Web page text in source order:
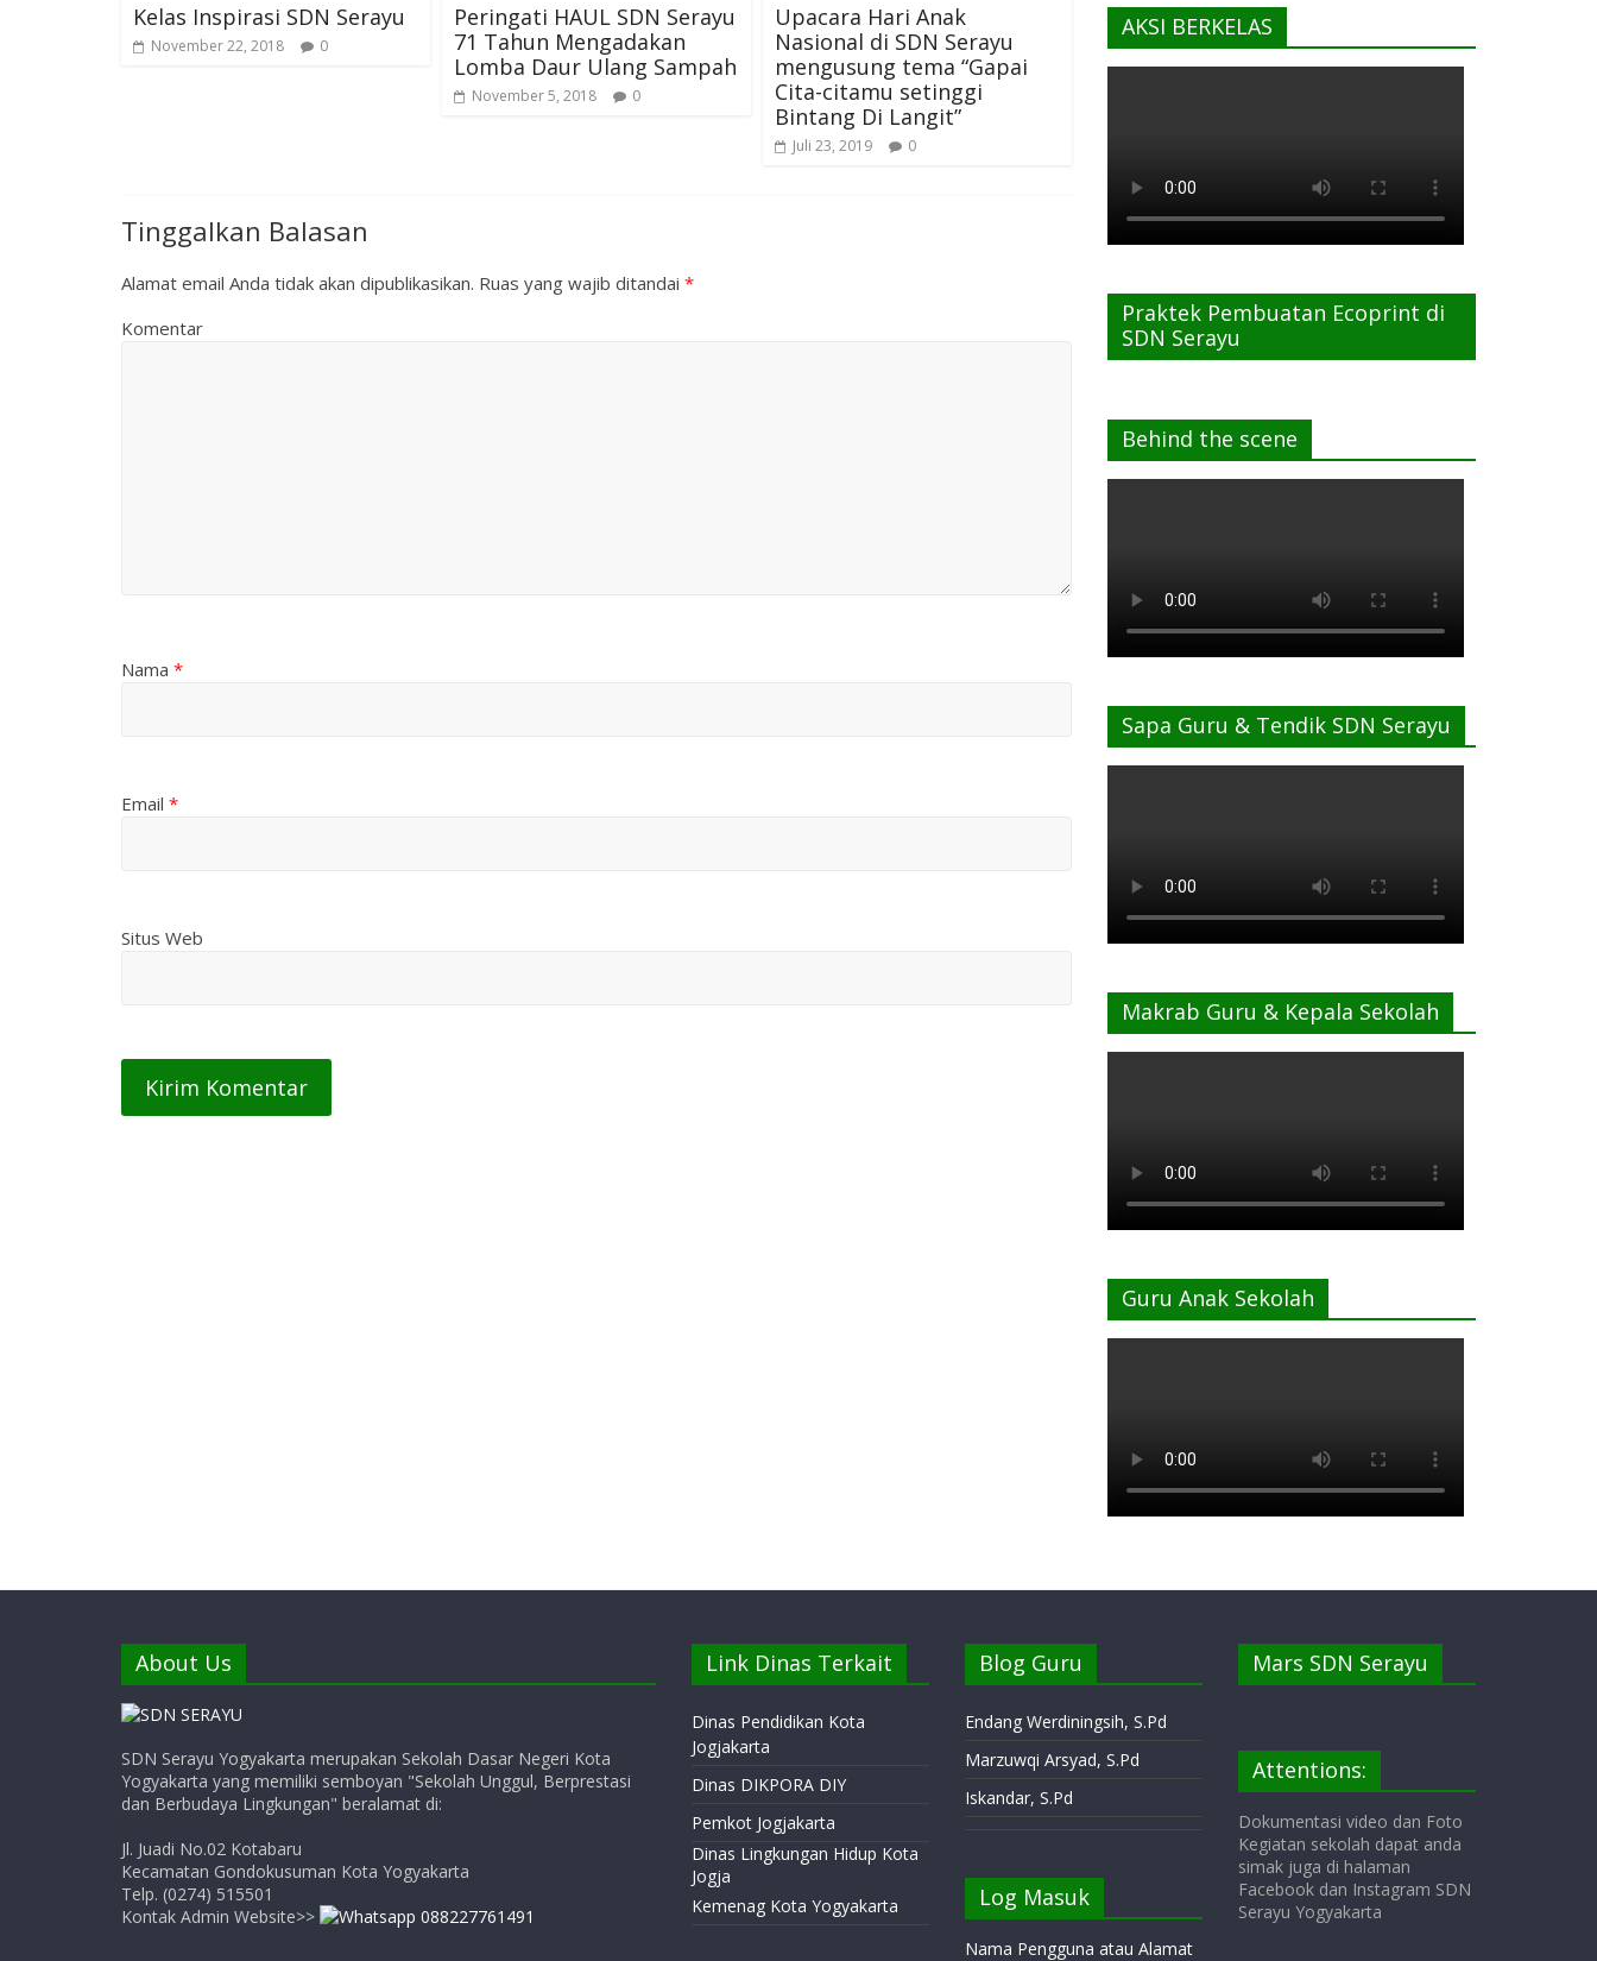
Kelas Inspirasi SDN Serayu
November 22, 2018 0
Peringati HAUL SDN Serayu
71 Tahun Mengadakan
Lomba Daur Ulang Sampah
November 5, 2018 0
Upacara Hari Anak
Nasional di SDN Serayu
mengusung tema “Gapai
Cita-citamu setinggi
Bintang Di Langit”
Juli 23, 2019 0
Tinggalkan Balasan
Alamat email Anda tidak akan dipublikasikan. Ruas yang wajib ditandai *
Komentar
Nama *
Email *
Situs Web
AKSI BERKELAS
Praktek Pembuatan Ecoprint di
SDN Serayu
Behind the scene
Sapa Guru & Tendik SDN Serayu
Makrab Guru & Kepala Sekolah
Guru Anak Sekolah
About Us
SDN Serayu Yogyakarta merupakan Sekolah Dasar Negeri Kota
Yogyakarta yang memiliki semboyan "Sekolah Unggul, Berprestasi
dan Berbudaya Lingkungan" beralamat di:
Jl. Juadi No.02 Kotabaru
Kecamatan Gondokusuman Kota Yogyakarta
Telp. (0274) 515501
Kontak Admin Website>>
Link Dinas Terkait
Dinas Pendidikan Kota
Jogjakarta
Dinas DIKPORA DIY
Pemkot Jogjakarta
Dinas Lingkungan Hidup Kota
Jogja
Kemenag Kota Yogyakarta
Blog Guru
Endang Werdiningsih, S.Pd
Marzuwqi Arsyad, S.Pd
Iskandar, S.Pd
Log Masuk
Nama Pengguna atau Alamat
Mars SDN Serayu
Attentions:
Dokumentasi video dan Foto
Kegiatan sekolah dapat anda
simak juga di halaman
Facebook dan Instagram SDN
Serayu Yogyakarta